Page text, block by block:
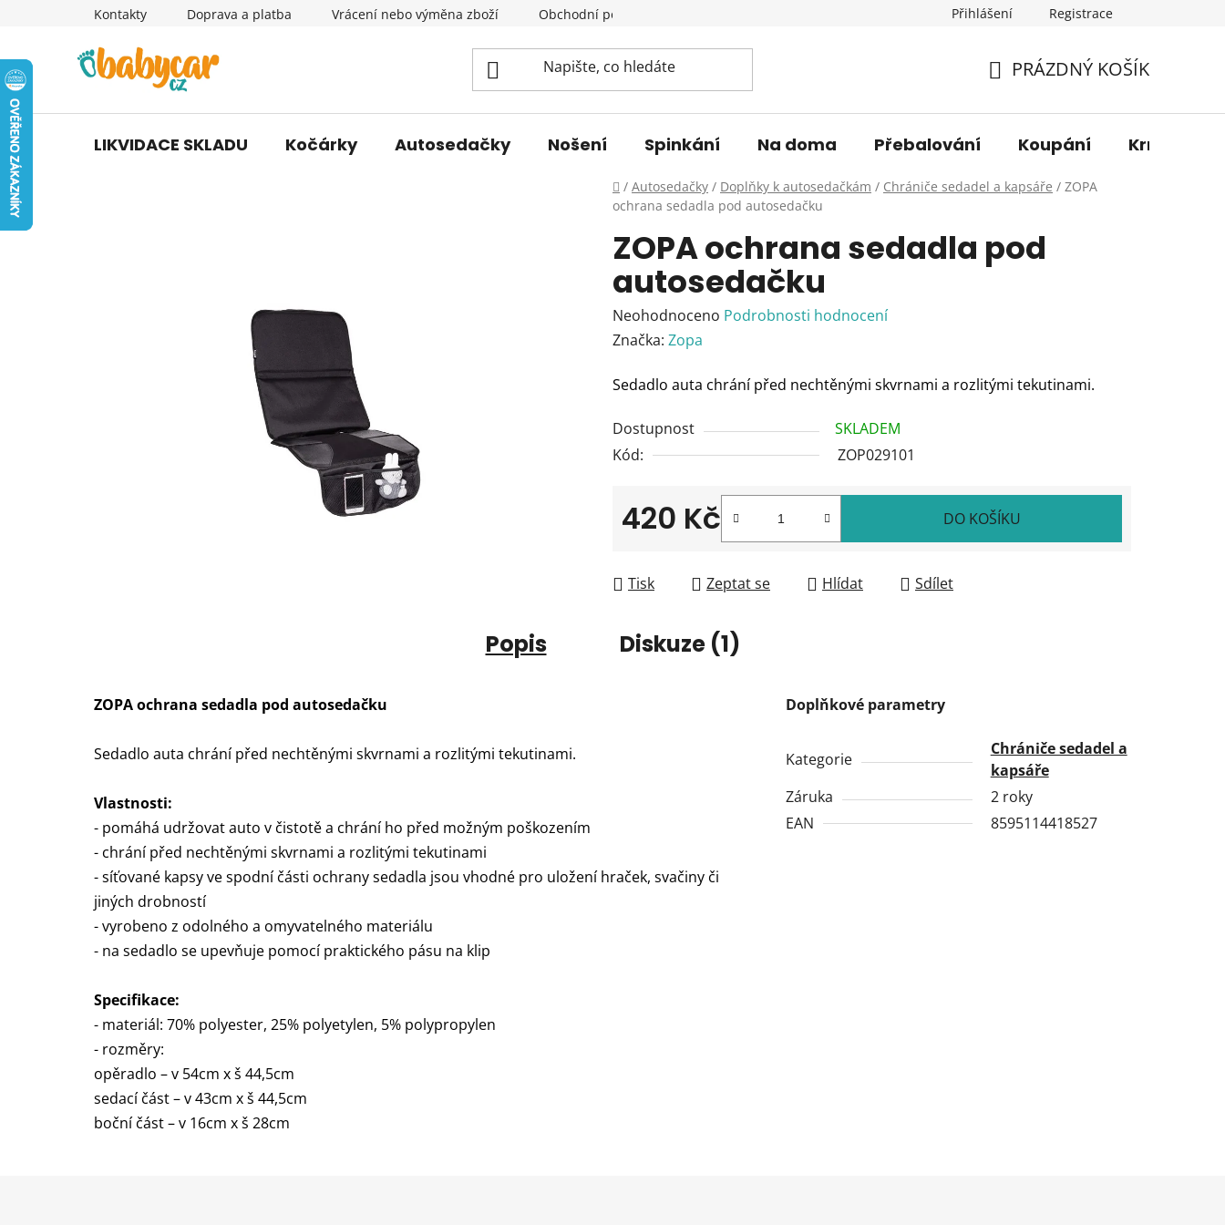
Kontakty Doprava a platba Vrácení nebo výměna zboží Obchodní podmínky Věrnostní sleva O nás
Přihlášení Registrace
KOŠÍK
PRÁZDNÝ KOŠÍK
LIKVIDACE SKLADU Kočárky Autosedačky Nošení Spinkání Na doma Přebalování Koupání Krmení
Domů
/ Autosedačky / Doplňky k autosedačkám / Chrániče sedadel a kapsáře / ZOPA
ochrana sedadla pod autosedačku
ZOPA ochrana sedadla pod
autosedačku
Průměrné
hodnocení
je
z
5
Neohodnoceno Podrobnosti hodnocení
Značka: Zopa
Sedadlo auta chrání před nechtěnými skvrnami a rozlitými tekutinami.
Dostupnost
SKLADEM
Kód:
ZOP029101
420 Kč DO KOŠÍKU
Tisk Zeptat se Hlídat Sdílet
Popis Diskuze (1)
ZOPA ochrana sedadla pod autosedačku
Sedadlo auta chrání před nechtěnými skvrnami a rozlitými tekutinami.
Vlastnosti:
- pomáhá udržovat auto v čistotě a chrání ho před možným poškozením
- chrání před nechtěnými skvrnami a rozlitými tekutinami
- síťované kapsy ve spodní části ochrany sedadla jsou vhodné pro uložení hraček, svačiny či
jiných drobností
- vyrobeno z odolného a omyvatelného materiálu
- na sedadlo se upevňuje pomocí praktického pásu na klip
Specifikace:
- materiál: 70% polyester, 25% polyetylen, 5% polypropylen
- rozměry:
opěradlo – v 54cm x š 44,5cm
sedací část – v 43cm x š 44,5cm
boční část – v 16cm x š 28cm
Doplňkové parametry
Kategorie
Chrániče sedadel a
kapsáře
Záruka
2 roky
EAN
8595114418527